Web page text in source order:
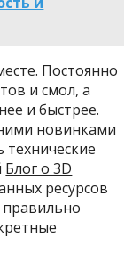
Постоянно
и смол, а
и быстрее.
новинками
технические
Блог о 3D
ресурсов